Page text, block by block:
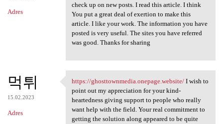
Adres
check up on new posts. I read this article. I think
You put a great deal of exertion to make this
article. I like your work. The information you have
posted is very useful. The sites you have referred
was good. Thanks for sharing
먹튀
15.02.2023
Adres
https://ghosttownmedia
https://ghosttownmedia.onepage.website/I wish to
point out my appreciation for your kind-
heartedness giving support to people who really
want help with the field. Your real commitment to
getting the solution along appeared to be quite